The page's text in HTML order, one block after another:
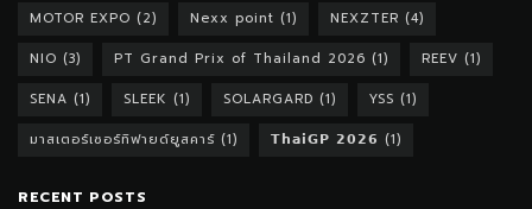
MOTOR EXPO (2) Nexx point (1) NEXZTER (4)
NIO (3) PT Grand Prix of Thailand 2026 (1) REEV (1)
SENA (1) SLEEK (1) SOLARGARD (1) YSS (1)
มาสเตอร์เซอร์ทิฟายด์ยูสคาร์ (1) 𝗧𝗵𝗮𝗶𝗚𝗣 𝟮𝟬𝟮𝟲 (1)
RECENT POSTS